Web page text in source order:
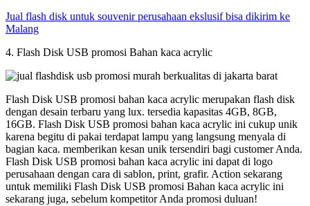
Jual flash disk untuk souvenir perusahaan ekslusif bisa dikirim ke
Malang
4. Flash Disk USB promosi Bahan kaca acrylic
Flash Disk USB promosi bahan kaca acrylic merupakan flash disk
dengan desain terbaru yang lux. tersedia kapasitas 4GB, 8GB,
16GB. Flash Disk USB promosi bahan kaca acrylic ini cukup unik
karena begitu di pakai terdapat lampu yang langsung menyala di
bagian kaca. memberikan kesan unik tersendiri bagi customer Anda.
Flash Disk USB promosi bahan kaca acrylic ini dapat di logo
perusahaan dengan cara di sablon, print, grafir. Action sekarang
untuk memiliki Flash Disk USB promosi Bahan kaca acrylic ini
sekarang juga, sebelum kompetitor Anda promosi duluan!